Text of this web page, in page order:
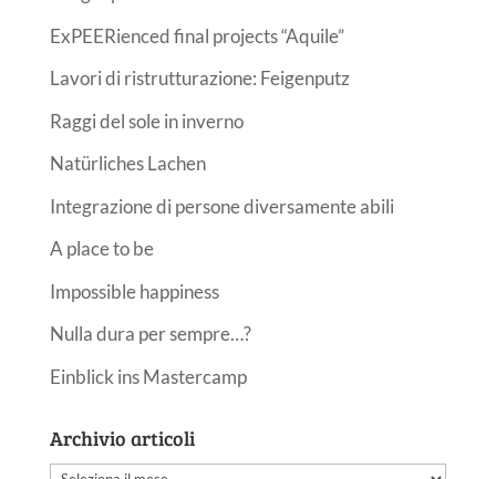
ExPEERienced final projects “Aquile”
Lavori di ristrutturazione: Feigenputz
Raggi del sole in inverno
Natürliches Lachen
Integrazione di persone diversamente abili
A place to be
Impossible happiness
Nulla dura per sempre…?
Einblick ins Mastercamp
Archivio articoli